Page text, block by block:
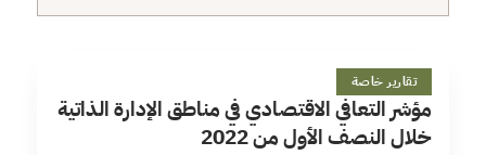
م
12 دقائق
تقارير خاصة
مؤشر التعافي الاقتصادي في مناطق الإدارة الذاتية
خلال النصف الأول من 2022